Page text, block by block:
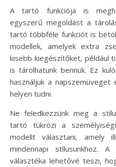
A tartó funkciója is
egyszerű megoldást a
tartó többféle funkciót is
modellek, amelyek extra
kisebb kiegészítőket, például
is tárolhatunk bennük. Ez
használjuk a
helyen tudni.
Ne feledkezzünk meg a
tartó tükrözi a
modellt választani, amely
mindennapi stílusunkhoz.
választéka lehetővé teszi,